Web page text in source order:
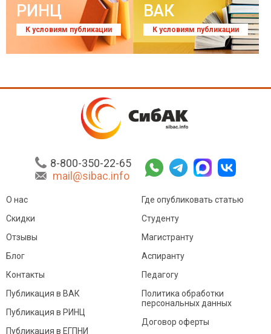
РИНЦ
К условиям публикации
ВАК
К условиям публикации
8-800-350-22-65
mail@sibac.info
О нас
Скидки
Отзывы
Блог
Контакты
Где опубликовать статью
Студенту
Магистранту
Аспиранту
Педагогу
Публикация в ВАК
Публикация в РИНЦ
Публикация в ЕГПНИ
Политика обработки
персональных данных
Договор оферты